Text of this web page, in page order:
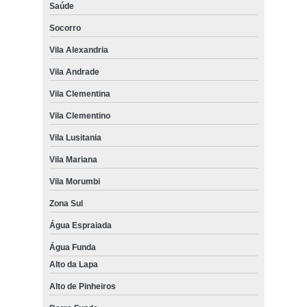
Saúde
Socorro
Vila Alexandria
Vila Andrade
Vila Clementina
Vila Clementino
Vila Lusitania
Vila Mariana
Vila Morumbi
Zona Sul
Água Espraiada
Água Funda
Alto da Lapa
Alto de Pinheiros